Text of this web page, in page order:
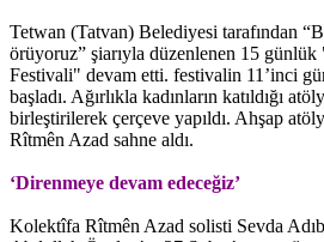
Tetwan (Tatvan) Belediyesi tarafından
örüyoruz” şiarıyla düzenlenen 15
Festivali" devam etti. festivalin 11’inci
başladı. Ağırlıkla kadınların katıldığı
birleştirilerek çerçeve yapıldı. Ahşap
Rîtmên Azad sahne aldı.
‘Direnmeye devam edeceğiz’
Kolektîfa Rîtmên Azad solisti Sevda